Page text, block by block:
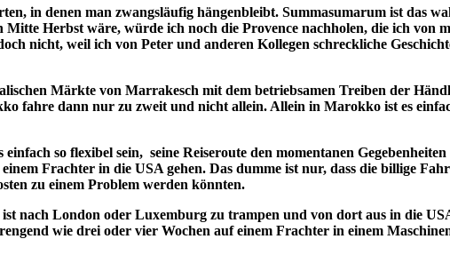
in denen man zwangsläufig hängenbleibt. Summasumarum ist das
Herbst wäre, würde ich noch die Provence nachholen, die ich von
nicht, weil ich von Peter und anderen Kollegen schreckliche
Märkte von Marrakesch mit dem betriebsamen Treiben der
fahre dann nur zu zweit und nicht allein. Allein in Marokko ist es
so flexibel sein, seine Reiseroute den momentanen Gegebenheiten
Frachter in die USA gehen. Das dumme ist nur, dass die billige
zu einem Problem werden könnten.
nach London oder Luxemburg zu trampen und von dort aus in die
wie drei oder vier Wochen auf einem Frachter in einem